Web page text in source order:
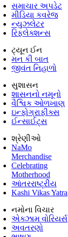
સમાચાર અપડેટ
મીડિયા કવરેજ
ન્યુઝલેટર
રિફ્લેક્શન્સ
ટ્યૂન ઈન
મન કી બાત
જીવંત નિહાળો
સુશાસન
શાસનનો નમૂનો
વૈશ્વિક ઓળખાણ
ઇન્ફોગ્રાફીક્સ
ઈન્સાઈટ્સ
શ્રેણીઓ
NaMo
Merchandise
Celebrating
Motherhood
આંતરરાષ્ટ્રીય
Kashi Vikas Yatra
નમોના વિચાર
એક્ઝામ વોરિયર્સ
અવતરણો